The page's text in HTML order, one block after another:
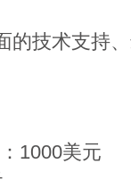
的技术支持
1000美元